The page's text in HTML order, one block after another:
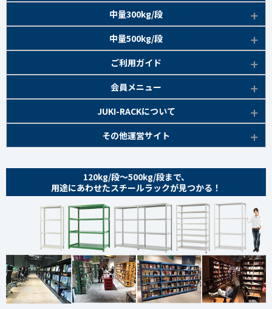
EK120kg/段アングルボルト 特長
EK120kg/段アングルセミボルト 特長
新セミボルト 特長
組み立て方
オプション部材
追加棚板セット
スチールパネル
スチールパネル 組み立て方
耐震用金具・その他
アングルキャスター
アングルキャスター 取り付け方
軽中量150kg/段 商品一覧
部材仕様図
金網 ※準備中
スチールパネル ※準備中
耐震用金具・その他
coming soon
オプション部材
coming soon
EK200kg/段 商品一覧
部材仕様図
スチールパネル
耐震用金具・その他
ベースキャスター
商品本体/ライトアイボリー
MK200kg/段 特長
MK200kg/段 商品一覧
中量300kg/段
アイボリー・グリーン
EK300kg/段 商品一覧
部材仕様図
金網
スチールパネル
耐震用金具・その他
ベースキャスター
商品本体/ライトアイボリー
MK300kg/段 特長
中量500kg/段
アイボリー・グリーン
EK500kg/段 商品一覧
部材仕様図
オプション部材
追加棚板セット
スチールパネル
耐震用金具・その他
ベースキャスター
商品本体 /ライトアイボリー
ご利用ガイド
検索システムの使い方
ご利用ガイド
各種書類発行
会員メニュー
お気に入り一覧
マイページ
JUKI-RACKについて
サイトマップ
お問い合わせ
プライバシーポリシー
特定商取引法に基づく表記
その他運営サイト
120kg/段～500kg/段まで、
用途にあわせたスチールラックが見つかる！